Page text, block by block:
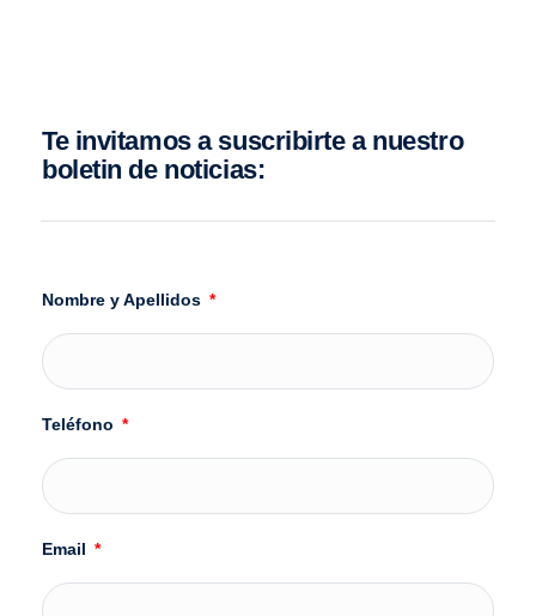
Te invitamos a suscribirte a nuestro
boletin de noticias:
Nombre y Apellidos
Teléfono
Email